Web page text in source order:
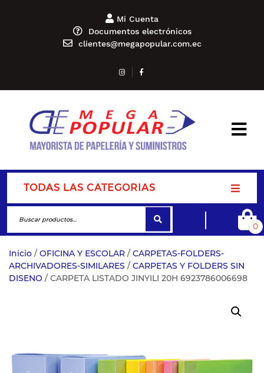
Mi Cuenta
Documentos electrónicos
clientes@megapopular.com.ec
TODAS LAS CATEGORIAS
0
Inicio / OFICINA Y ESCOLAR / CARPETAS-FOLDERS-
ARCHIVADORES-SIMILARES / CARPETAS Y FOLDERS SIN
DISENO / CARPETA LISTADO JINYILI 20H 6923786006698